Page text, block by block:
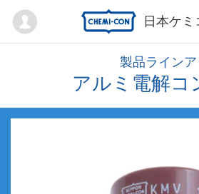
日本ケミ
Mypage
製品ライン
アルミ電解コ